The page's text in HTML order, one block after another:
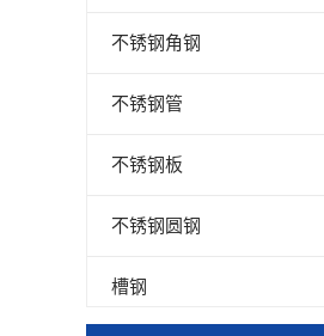
不锈钢角钢
不锈钢管
不锈钢板
不锈钢圆钢
槽钢